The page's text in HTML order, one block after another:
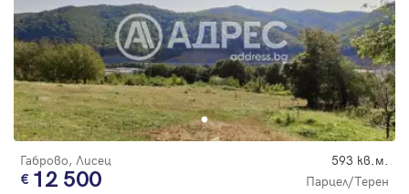
Габрово, Лисец 593 кв.м.
12 500 Парцел/Терен